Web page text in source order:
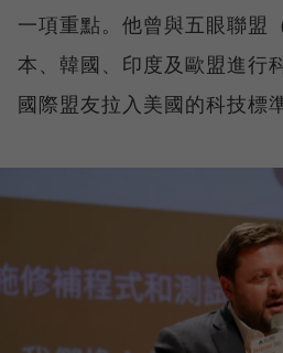
一項重點。他曾與五眼聯盟
本、韓國、印度及歐盟進行
國際盟友拉入美國的科技標